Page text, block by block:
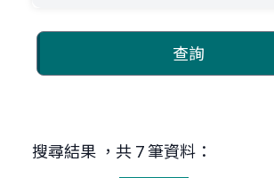
查詢
搜尋結果 ，共 7 筆資料：